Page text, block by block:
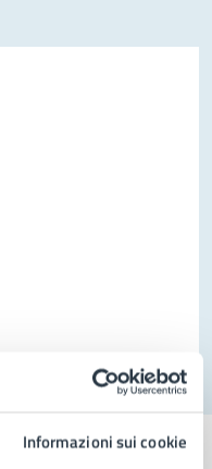
Informazioni sui cookie